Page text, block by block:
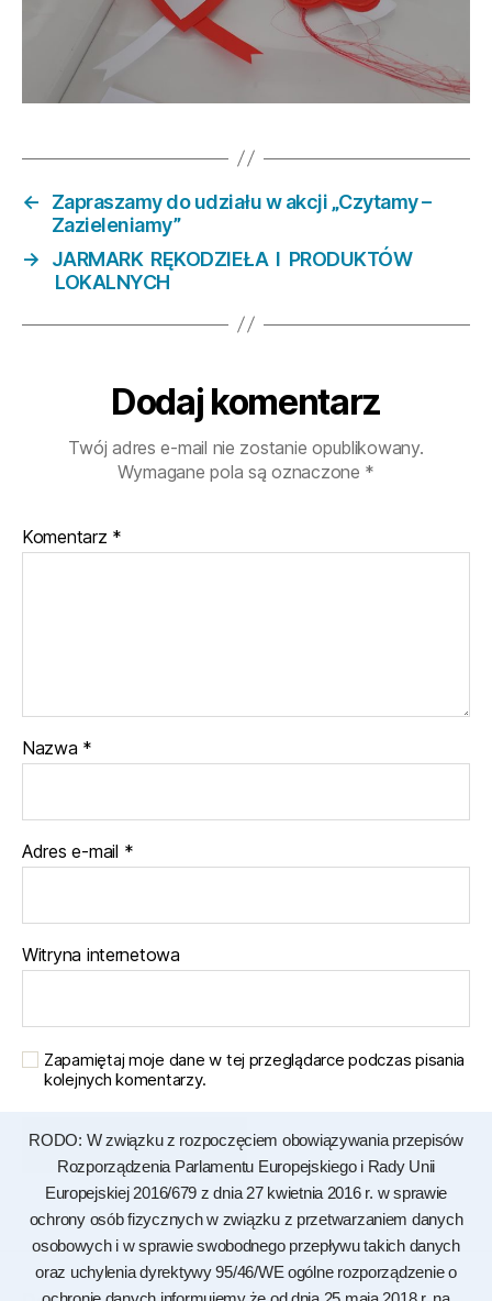
RODO: W związku z rozpoczęciem obowiązywania przepisów
Rozporządzenia Parlamentu Europejskiego i Rady Unii
Europejskiej 2016/679 z dnia 27 kwietnia 2016 r. w sprawie
ochrony osób fizycznych w związku z przetwarzaniem danych
osobowych i w sprawie swobodnego przepływu takich danych
oraz uchylenia dyrektywy 95/46/WE ogólne rozporządzenie o
←
Zapraszamy do udziału w akcji „Czytamy –
Zazieleniamy”
→
JARMARK RĘKODZIEŁA I PRODUKTÓW
LOKALNYCH
Dodaj komentarz
Twój adres e-mail nie zostanie opublikowany.
Wymagane pola są oznaczone *
Komentarz *
Nazwa *
Adres e-mail *
Witryna internetowa
Zapamiętaj moje dane w tej przeglądarce podczas pisania
kolejnych komentarzy.